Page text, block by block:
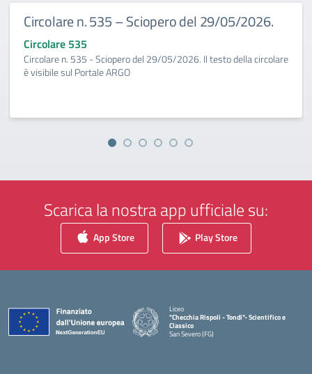
Circolare n. 535 – Sciopero del 29/05/2026.
Circolare 535
Circolare n. 535 - Sciopero del 29/05/2026. Il testo della circolare
è visibile sul Portale ARGO
Scarica la nostra app ufficiale su:
App Store Play Store
Liceo
"Checchia Rispoli - Tondi"- Scientifico e
Classico
San Severo (FG)